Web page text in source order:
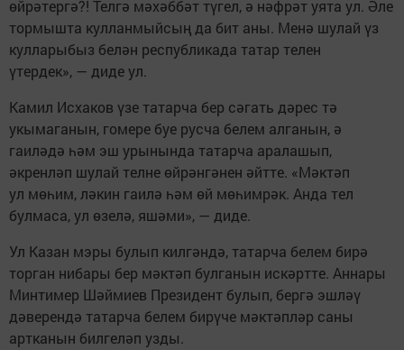
өйрәтергә?! Телгә мәхәббәт түгел, ә нәфрәт уята ул. Әле
тормышта кулланмыйсың да бит аны. Менә шулай үз
кулларыбыз белән республикада татар телен
үтердек», — диде ул.
Камил Исхаков үзе татарча бер сәгать дәрес тә
укымаганын, гомере буе русча белем алганын, ә
гаиләдә һәм эш урынында татарча аралашып,
әкренләп шулай телне өйрәнгәнен әйтте. «Мәктәп
ул мөһим, ләкин гаилә һәм өй мөһимрәк. Анда тел
булмаса, ул өзелә, яшәми», — диде.
Ул Казан мэры булып килгәндә, татарча белем бирә
торган нибары бер мәктәп булганын искәртте. Аннары
Минтимер Шәймиев Президент булып, бергә эшләү
дәверендә татарча белем бирүче мәктәпләр саны
артканын билгеләп узды.